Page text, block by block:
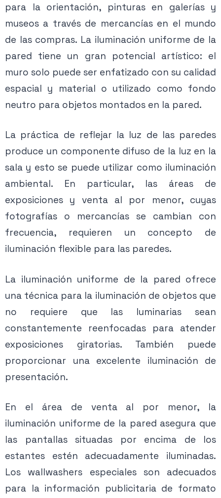
para la orientación, pinturas en galerías y
museos a través de mercancías en el mundo
de las compras. La iluminación uniforme de la
pared tiene un gran potencial artístico: el
muro solo puede ser enfatizado con su calidad
espacial y material o utilizado como fondo
neutro para objetos montados en la pared.
La práctica de reflejar la luz de las paredes
produce un componente difuso de la luz en la
sala y esto se puede utilizar como iluminación
ambiental. En particular, las áreas de
exposiciones y venta al por menor, cuyas
fotografías o mercancías se cambian con
frecuencia, requieren un concepto de
iluminación flexible para las paredes.
La iluminación uniforme de la pared ofrece
una técnica para la iluminación de objetos que
no requiere que las luminarias sean
constantemente reenfocadas para atender
exposiciones giratorias. También puede
proporcionar una excelente iluminación de
presentación.
En el área de venta al por menor, la
iluminación uniforme de la pared asegura que
las pantallas situadas por encima de los
estantes estén adecuadamente iluminadas.
Los wallwashers especiales son adecuados
para la información publicitaria de formato